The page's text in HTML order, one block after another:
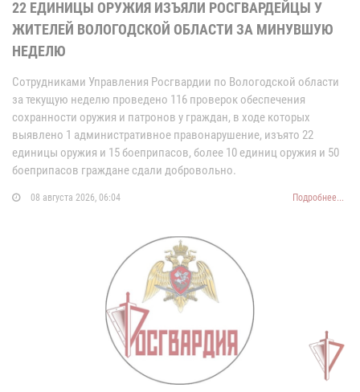
22 ЕДИНИЦЫ ОРУЖИЯ ИЗЪЯЛИ РОСГВАРДЕЙЦЫ У
ЖИТЕЛЕЙ ВОЛОГОДСКОЙ ОБЛАСТИ ЗА МИНУВШУЮ
НЕДЕЛЮ
Сотрудниками Управления Росгвардии по Вологодской области
за текущую неделю проведено 116 проверок обеспечения
сохранности оружия и патронов у граждан, в ходе которых
выявлено 1 административное правонарушение, изъято 22
единицы оружия и 15 боеприпасов, более 10 единиц оружия и 50
боеприпасов граждане сдали добровольно.
08 августа 2026, 06:04 Подробнее...